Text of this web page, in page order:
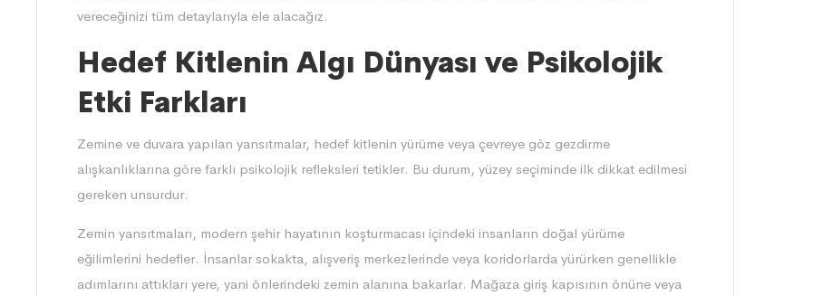
vereceğinizi tüm detaylarıyla ele alacağız.
Hedef Kitlenin Algı Dünyası ve Psikolojik
Etki Farkları
Zemine ve duvara yapılan yansıtmalar, hedef kitlenin yürüme veya çevreye göz gezdirme
alışkanlıklarına göre farklı psikolojik refleksleri tetikler. Bu durum, yüzey seçiminde ilk dikkat edilmesi
gereken unsurdur.
Zemin yansıtmaları, modern şehir hayatının koşturmacası içindeki insanların doğal yürüme
eğilimlerini hedefler. İnsanlar sokakta, alışveriş merkezlerinde veya koridorlarda yürürken genellikle
adımlarını attıkları yere, yani önlerindeki zemin alanına bakarlar. Mağaza giriş kapısının önüne veya